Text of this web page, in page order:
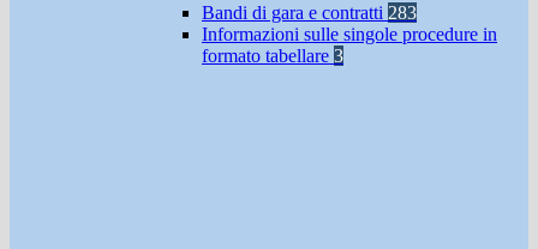
Bandi di gara e contratti 283
Informazioni sulle singole procedure in
formato tabellare 3